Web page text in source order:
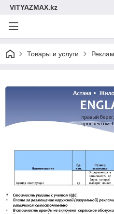
VITYAZMAX.kz
Товары и услуги